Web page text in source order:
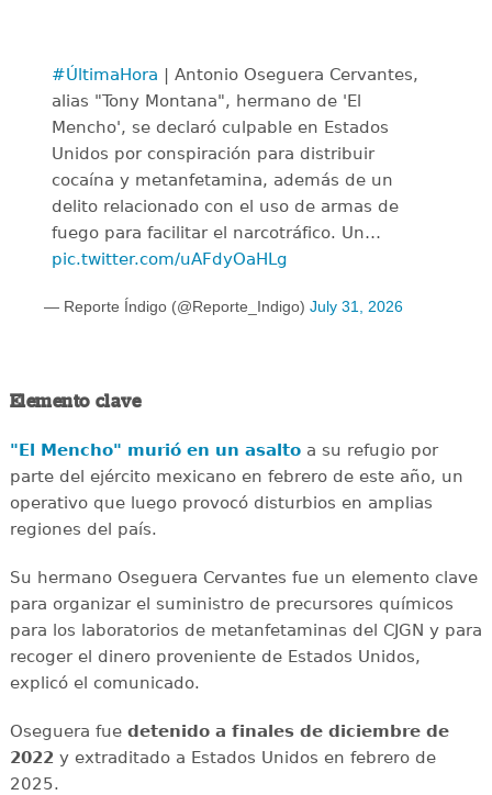
#ÚltimaHora | Antonio Oseguera Cervantes,
alias "Tony Montana", hermano de 'El
Mencho', se declaró culpable en Estados
Unidos por conspiración para distribuir
cocaína y metanfetamina, además de un
delito relacionado con el uso de armas de
fuego para facilitar el narcotráfico. Un…
pic.twitter.com/uAFdyOaHLg
— Reporte Índigo (@Reporte_Indigo) July 31, 2026
Elemento clave
"El Mencho" murió en un asaltoa su refugio por
parte del ejército mexicano en febrero de este año, un
operativo que luego provocó disturbios en amplias
regiones del país.
Su hermano Oseguera Cervantes fue un elemento clave
para organizar el suministro de precursores químicos
para los laboratorios de metanfetaminas del CJGN y para
recoger el dinero proveniente de Estados Unidos,
explicó el comunicado.
Oseguera fue detenido a finales de diciembre de
2022y extraditado a Estados Unidos en febrero de
2025.